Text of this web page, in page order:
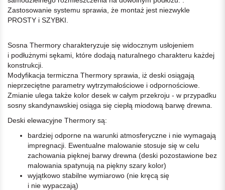
Zastosowanie systemu sprawia, że montaż jest niezwykle
PROSTY i SZYBKI.
Sosna Thermory charakteryzuje się widocznym usłojeniem
i podłużnymi sękami, które dodają naturalnego charakteru każdej
konstrukcji.
Modyfikacja termiczna Thermory sprawia, iż deski osiągają
nieprzeciętne parametry wytrzymałościowe i odpornościowe.
Zmianie ulega także kolor desek w całym przekroju - w przypadku
sosny skandynawskiej osiąga się ciepłą miodową barwę drewna.
Deski elewacyjne Thermory są:
bardziej odporne na warunki atmosferyczne i nie wymagają
impregnacji. Ewentualne malowanie stosuje się w celu
zachowania pięknej barwy drewna (deski pozostawione bez
malowania spatynują na piękny szary kolor)
wyjątkowo stabilne wymiarowo (nie kręcą się
i nie wypaczają)